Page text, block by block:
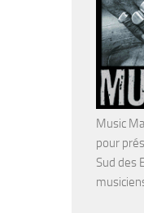
Music
pour
Sud des